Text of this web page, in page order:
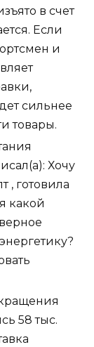
в счет
Если
и
сильнее
товары.
Хочу
, готовила
какой
58 тыс.